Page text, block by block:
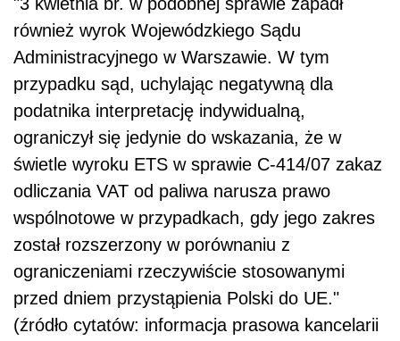
również wyrok Wojewódzkiego Sądu
Administracyjnego w Warszawie. W tym
przypadku sąd, uchylając negatywną dla
podatnika interpretację indywidualną,
ograniczył się jedynie do wskazania, że w
świetle wyroku ETS w sprawie C-414/07 zakaz
odliczania VAT od paliwa narusza prawo
wspólnotowe w przypadkach, gdy jego zakres
został rozszerzony w porównaniu z
ograniczeniami rzeczywiście stosowanymi
przed dniem przystąpienia Polski do UE."
(źródło cytatów: informacja prasowa kancelarii